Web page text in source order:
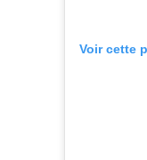
Voir cette